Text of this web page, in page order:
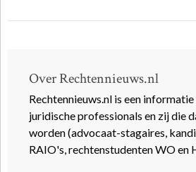
Over Rechtennieuws.nl
Rechtennieuws.nl is een
juridische professionals en zij die
worden (advocaat-stagaires,
RAIO's, rechtenstudenten WO en